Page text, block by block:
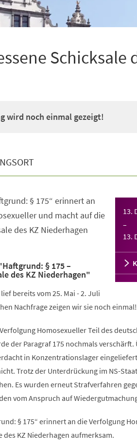
Schicksale
wird noch einmal gezeigt!
13.
–
13.
§ 175“ erinnert an
und macht auf die
des KZ Niederhagen
§ 175 –
des KZ Niederhagen"
bereits vom 25. Mai - 2. Juli
Nachfrage zeigen wir sie noch einmal!
Homosexueller Teil des
der Paragraf 175 nochmals
in Konzentrationslager
Trotz der Unterdrückung im NS-
Es wurden erneut Strafverfahren
vom Anspruch auf
§ 175“ erinnert an die Verfolgung
des KZ Niederhagen aufmerksam.